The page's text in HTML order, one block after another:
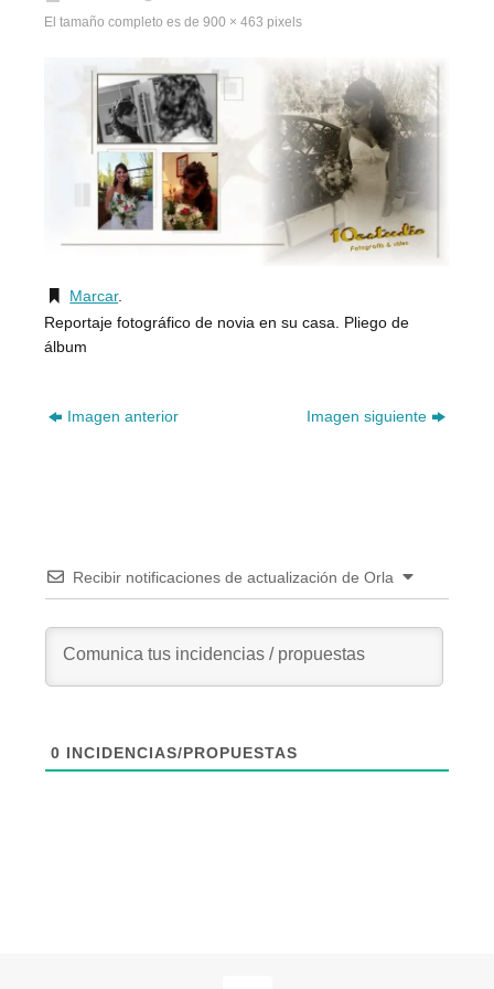
El tamaño completo es de 900 × 463 pixels
Marcar.
Reportaje fotográfico de novia en su casa. Pliego de
álbum
Imagen anterior Imagen siguiente
Recibir notificaciones de actualización de Orla
0 INCIDENCIAS/PROPUESTAS